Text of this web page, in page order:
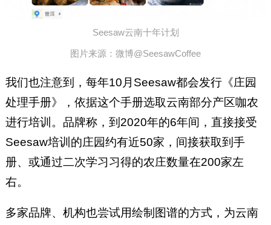
Seesaw云南十年计划
图片来源：微博@SeesawCoffee
我们也注意到，每年10月Seesaw都会发行《庄园
处理手册》，依据这个手册选取云南部分产区咖农
进行培训。品牌称，到2020年的6年间，直接接受
Seesaw培训的庄园约有近50家，间接获取到手
册、或通过二次学习习得的农庄数量在200家左
右。
多家品牌、机构也尝试用绘制图谱的方式，为云南